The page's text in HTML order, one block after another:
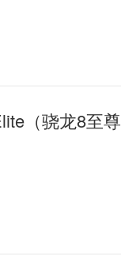
（骁龙8至尊